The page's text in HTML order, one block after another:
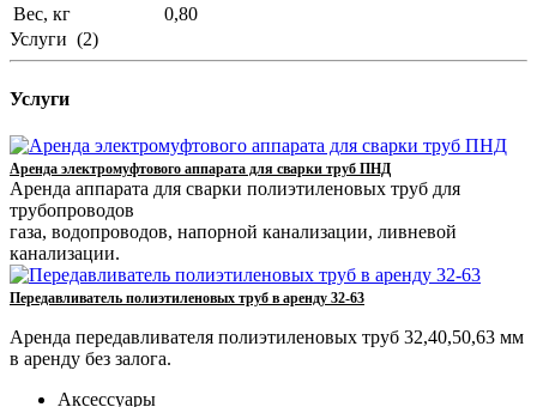
Вес, кг
0,80
Услуги (2)
Услуги
Аренда электромуфтового аппарата для сварки труб ПНД
Аренда аппарата для сварки полиэтиленовых труб для
трубопроводов
газа, водопроводов, напорной канализации, ливневой
канализации.
Передавливатель полиэтиленовых труб в аренду 32-63
Аренда передавливателя полиэтиленовых труб 32,40,50,63 мм
в аренду без залога.
Аксессуары